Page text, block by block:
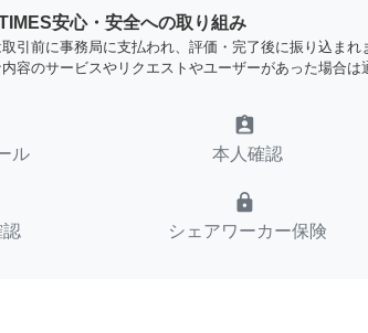
安心・安全への取り組み
引前に事務局に支払われ、評価・完了後に振り込ま
容のサービスやリクエストやユーザーがあった場合は
ル
assignment_ind
本人確認
lock
シェアワーカー保険